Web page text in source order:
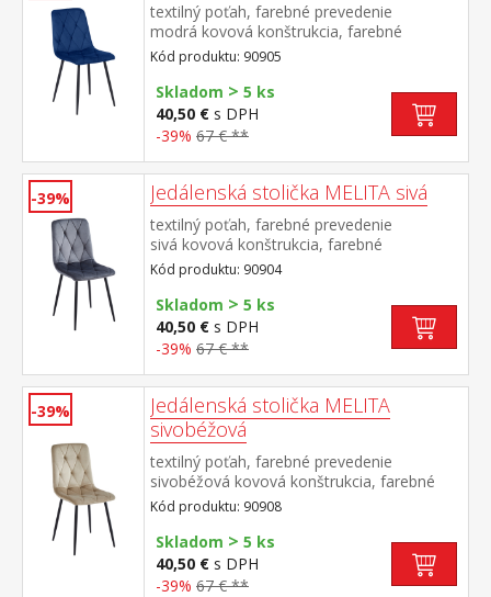
textilný poťah, farebné prevedenie
modrá kovová konštrukcia, farebné
prevedenie čierna výška sedu 50
cm odporúčaná nosnosť do 120 kg
Kód produktu: 90905
Skladom > 5 ks
40,50 € s DPH
-39% 67 € **
-39% Jedálenská stolička MELITA sivá
textilný poťah, farebné prevedenie
sivá kovová konštrukcia, farebné
prevedenie čierna výška sedu 50
cm odporúčaná nosnosť do 120 kg
Kód produktu: 90904
Skladom > 5 ks
40,50 € s DPH
-39% 67 € **
-39%
Jedálenská stolička MELITA
sivobéžová
textilný poťah, farebné prevedenie
sivobéžová kovová konštrukcia, farebné
prevedenie čierna výška sedu 50
cm odporúčaná nosnosť do 120 kg
Kód produktu: 90908
Skladom > 5 ks
40,50 € s DPH
-39% 67 € **